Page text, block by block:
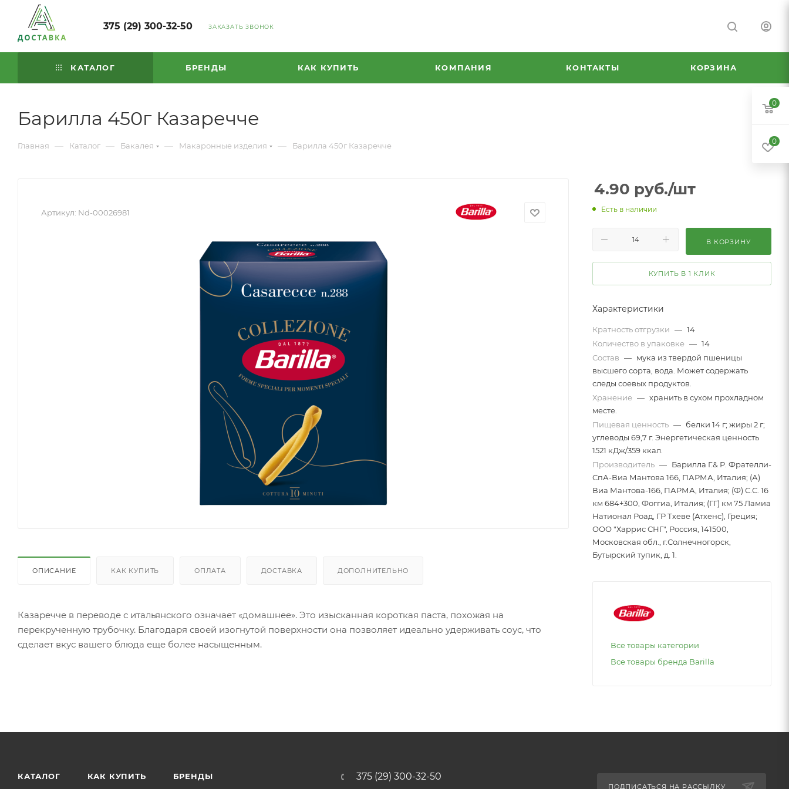
375 (29) 300-32-50 ЗАКАЗАТЬ ЗВОНОК
КАТАЛОГ БРЕНДЫ КАК КУПИТЬ КОМПАНИЯ КОНТАКТЫ КОРЗИНА
Барилла 450г Казаречче
Главная — Каталог — Бакалея — Макаронные изделия — Барилла 450г Казаречче
Артикул: Nd-00026981
ОПИСАНИЕ КАК КУПИТЬ ОПЛАТА ДОСТАВКА ДОПОЛНИТЕЛЬНО
Казаречче в переводе с итальянского означает «домашнее». Это изысканная короткая паста, похожая на
перекрученную трубочку. Благодаря своей изогнутой поверхности она позволяет идеально удерживать соус, что
сделает вкус вашего блюда еще более насыщенным.
4.90 руб./шт
Есть в наличии
В КОРЗИНУ
КУПИТЬ В 1 КЛИК
Характеристики
Кратность отгрузки — 14
Количество в упаковке — 14
Состав — мука из твердой пшеницы
высшего сорта, вода. Может содержать
следы соевых продуктов.
Хранение — хранить в сухом прохладном
месте.
Пищевая ценность — белки 14 г; жиры 2 г;
углеводы 69,7 г. Энергетическая ценность
1521 кДж/359 ккал.
Производитель — Барилла Г.& Р. Фрателли-
СпА-Виа Мантова 166, ПАРМА, Италия; (А)
Виа Мантова-166, ПАРМА, Италия; (Ф) С.С. 16
км 684+300, Фоггиа, Италия; (ГГ) км 75 Ламиа
Натионал Роад, ГР Тхеве (Атхенс), Греция;
ООО "Харрис СНГ", Россия, 141500,
Московская обл., г.Солнечногорск,
Бутырский тупик, д. 1.
Все товары категории
Все товары бренда Barilla
КАТАЛОГ КАК КУПИТЬ БРЕНДЫ 375 (29) 300-32-50
ПОДПИСАТЬСЯ НА РАССЫЛКУ
0
0